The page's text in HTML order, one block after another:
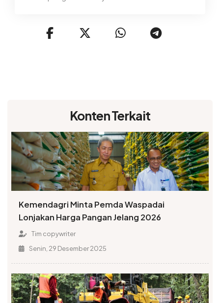
Konten Terkait
Kemendagri Minta Pemda Waspadai
Lonjakan Harga Pangan Jelang 2026
Tim copywriter
Senin, 29 Desember 2025